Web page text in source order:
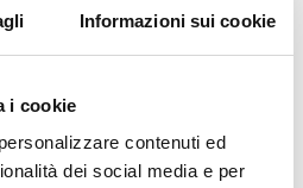
Informazioni sui cookie
i cookie
contenuti ed
dei social media e per